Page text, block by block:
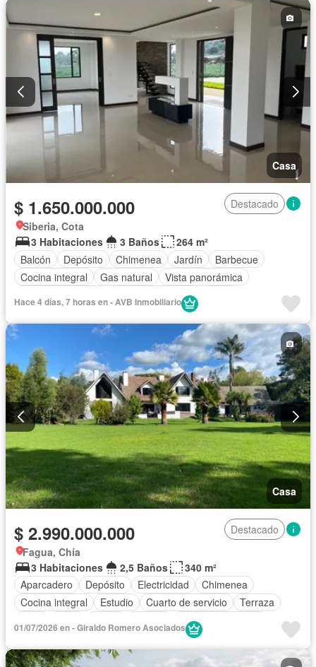
Casa
$ 1.650.000.000
Destacado
Siberia, Cota
3 Habitaciones
3 Baños
264 m²
Balcón
Depósito Chimenea Jardín
Barbecue
Cocina integral
Gas natural
Vista panorámica
Cuarto de servicio
Hace 4 días, 7 horas en - AVB Inmobiliario
Casa
$ 2.990.000.000
Destacado
Fagua, Chía
3 Habitaciones
2,5 Baños
340 m²
Aparcadero
Depósito Electricidad
Chimenea
Cocina integral
Estudio Cuarto de servicio
Terraza
Seguridad privada
01/07/2026 en - Giraldo Romero Asociados